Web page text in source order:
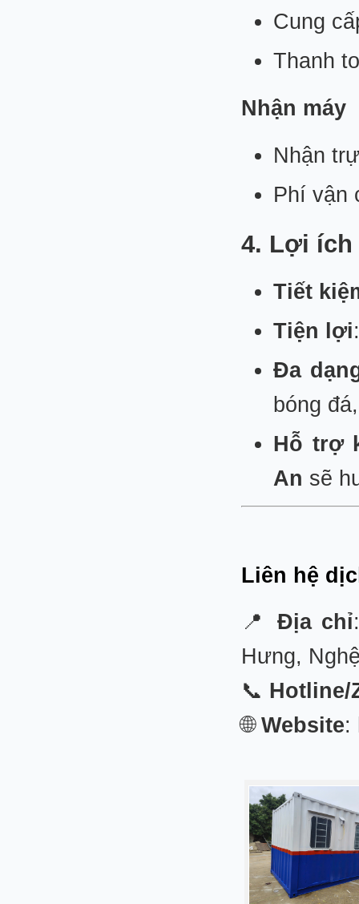
Cung
Thanh
Nhận máy
Nhận
Phí vận
4. Lợi ích
Tiết
Tiện lợi
Đa
bóng
Hỗ trợ
An sẽ
Liên hệ
📍 Địa chỉ
Hưng,
📞 Hotline/
🌐 Website: